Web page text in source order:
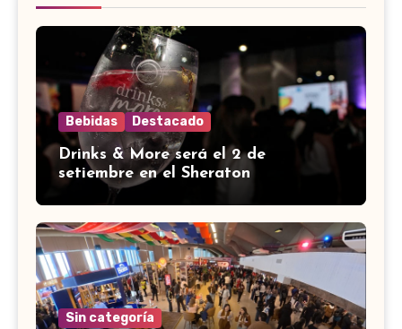
Bebidas Destacado
Drinks & More será el 2 de
setiembre en el Sheraton
Sin categoría